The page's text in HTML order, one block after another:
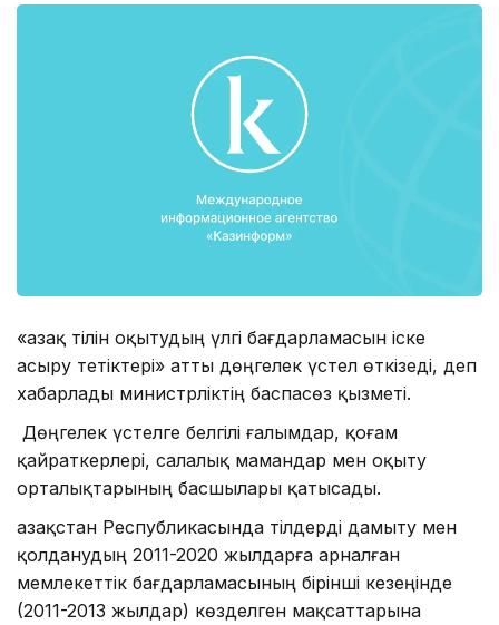
«Қазақ тілін оқытудың үлгі бағдарламасын іске
асыру тетіктері» атты дөңгелек үстел өткізеді, деп
хабарлады министрліктің баспасөз қызметі.
Дөңгелек үстелге белгілі ғалымдар, қоғам
қайраткерлері, салалық мамандар мен оқыту
орталықтарының басшылары қатысады.
Қазақстан Республикасында тілдерді дамыту мен
қолданудың 2011-2020 жылдарға арналған
мемлекеттік бағдарламасының бірінші кезеңінде
(2011-2013 жылдар) көзделген мақсаттарына